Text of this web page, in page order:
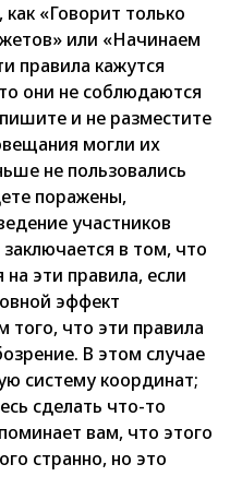
«Говорит только
или «Начинаем
правила кажутся
они не соблюдаются
и не разместите
могли их
не пользовались
поражены,
участников
в том, что
эти правила, если
эффект
того, что эти правила
В этом случае
систему координат;
сделать что-то
вам, что этого
странно, но это